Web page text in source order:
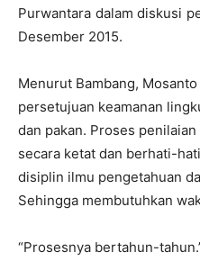
Purwantara dalam diskusi
Desember 2015.
Menurut Bambang,
persetujuan keamanan
dan pakan. Proses
secara ketat dan berhati-
disiplin ilmu pengetahuan
Sehingga membutuhkan
“Prosesnya bertahun-